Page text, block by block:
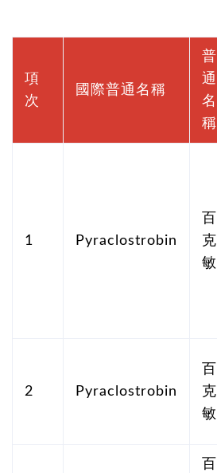
項
次
國際普通名稱
普
通
名
稱
1 Pyraclostrobin
百
克
敏
2 Pyraclostrobin
百
克
敏
百